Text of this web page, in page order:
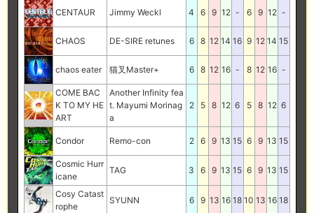
CENTAUR Jimmy Weckl 4 6 9 12 - 6 9 12 -
CHAOS DE-SIRE retunes 6 8 12 14 16 9 12 14 15
chaos eater 猫叉Master+ 6 8 12 16 - 8 12 16 -
COME BAC
K TO MY HE
ART
Another Infinity fea
t. Mayumi Morinag
a
2 5 8 12 6 5 8 12 6
Condor Remo-con 2 6 9 13 15 6 9 13 15
Cosmic Hurr
icane
TAG 3 6 9 13 15 6 9 13 15
Cosy Catast
rophe
SYUNN 6 9 13 16 18 10 13 16 18